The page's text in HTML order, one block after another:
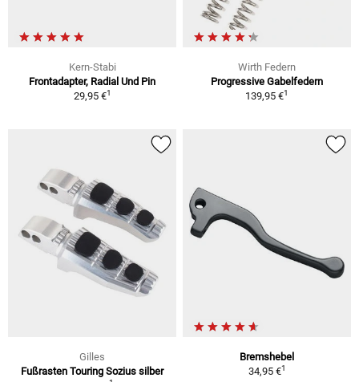
Kern-Stabi
Frontadapter, Radial Und Pin
29,95 €1
Wirth Federn
Progressive Gabelfedern
139,95 €1
Gilles
Fußrasten Touring Sozius silber
Bremshebel
34,95 €1